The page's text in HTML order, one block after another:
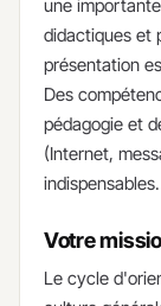
une
didactiques et
présentation
Des
pédagogie et
(Internet,
indispensables.
Votre
​Le cycle